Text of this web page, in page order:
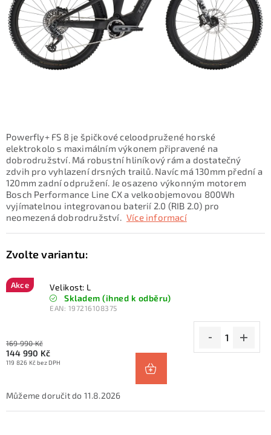
TIPY NA DÁRKY
KONTAKTY
ZNAČKY
Powerfly+ FS 8 je špičkové celoodpružené horské
elektrokolo s maximálním výkonem připravené na
dobrodružství. Má robustní hliníkový rám a dostatečný
zdvih pro vyhlazení drsných trailů. Navíc má 130mm přední a
120mm zadní odpružení. Je osazeno výkonným motorem
Bosch Performance Line CX a velkoobjemovou 800Wh
vyjímatelnou integrovanou baterií 2.0 (RIB 2.0) pro
neomezená dobrodružství. Více informací
Akce
Velikost: L
Skladem (ihned k odběru)
EAN: 197216108375
169 990 Kč
144 990 Kč
119 826 Kč bez DPH
11.8.2026